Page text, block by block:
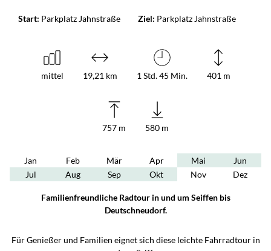
Start: Parkplatz Jahnstraße Ziel: Parkplatz Jahnstraße
mittel 19,21 km 1 Std. 45 Min. 401 m
757 m 580 m
Jan Feb Mär Apr Mai
Jun
Jul
Aug Sep Okt Nov Dez
Familienfreundliche Radtour in und um Seiffen bis
Deutschneudorf.
Für Genießer und Familien eignet sich diese leichte Fahrradtour in